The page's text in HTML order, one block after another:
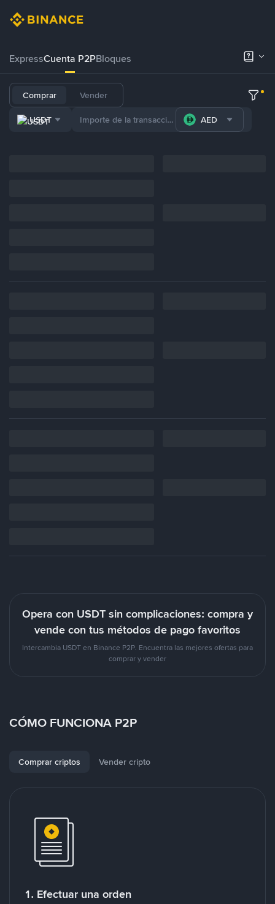
ExpressCuenta P2PBloques
Comprar Vender
USDT AED
Opera con USDT sin complicaciones: compra y
vende con tus métodos de pago favoritos
Intercambia USDT en Binance P2P. Encuentra las mejores ofertas para
comprar y vender
CÓMO FUNCIONA P2P
Comprar criptos Vender cripto
1. Efectuar una orden